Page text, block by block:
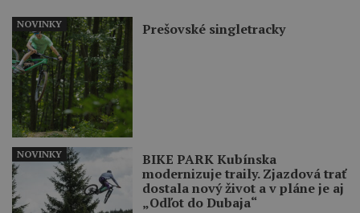
Prešovské singletracky
NOVINKY
BIKE PARK Kubínska
modernizuje traily. Zjazdová trať
dostala nový život a v pláne je aj
„Odľot do Dubaja“
NOVINKY